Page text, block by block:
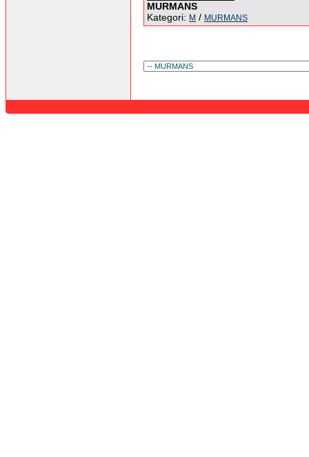
MURMANS
Kategori: M / MURMANS